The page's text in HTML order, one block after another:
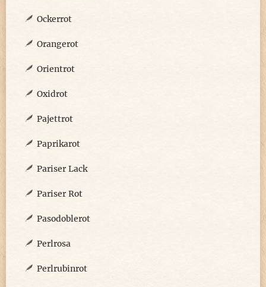
Ockerrot
Orangerot
Orientrot
Oxidrot
Pajettrot
Paprikarot
Pariser Lack
Pariser Rot
Pasodoblerot
Perlrosa
Perlrubinrot